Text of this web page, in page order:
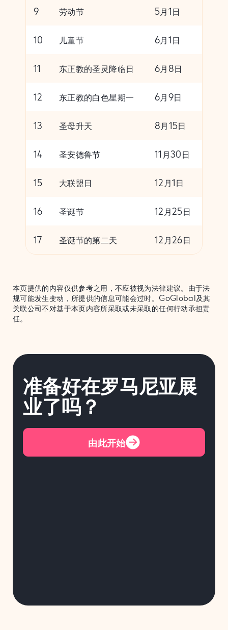
9 劳动节 5月1日
10 儿童节 6月1日
11 东正教的圣灵降临日 6月8日
12 东正教的白色星期一 6月9日
13 圣母升天 8月15日
14 圣安德鲁节 11月30日
15 大联盟日 12月1日
16 圣诞节 12月25日
17 圣诞节的第二天 12月26日
本页提供的内容仅供参考之用，不应被视为法律建议。由于法
规可能发生变动，所提供的信息可能会过时。GoGlobal及其
关联公司不对基于本页内容所采取或未采取的任何行动承担责
任。
准备好在罗马尼亚展
业了吗？
由此开始